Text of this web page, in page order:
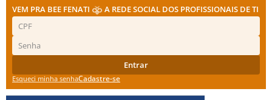
VEM PRA BEE FENATI A REDE SOCIAL DOS PROFISSIONAIS DE TI
Entrar
Esqueci minha senhaCadastre-se